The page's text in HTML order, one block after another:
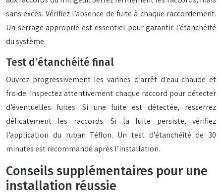
sans excès. Vérifiez l’absence de fuite à chaque raccordement.
Un serrage approprié est essentiel pour garantir l’étanchéité
du système.
Test d’étanchéité final
Ouvrez progressivement les vannes d’arrêt d’eau chaude et
froide. Inspectez attentivement chaque raccord pour détecter
d’éventuelles fuites. Si une fuite est détectée, resserrez
délicatement les raccords. Si la fuite persiste, vérifiez
l’application du ruban Téflon. Un test d’étanchéité de 30
minutes est recommandé après l’installation.
Conseils supplémentaires pour une
installation réussie